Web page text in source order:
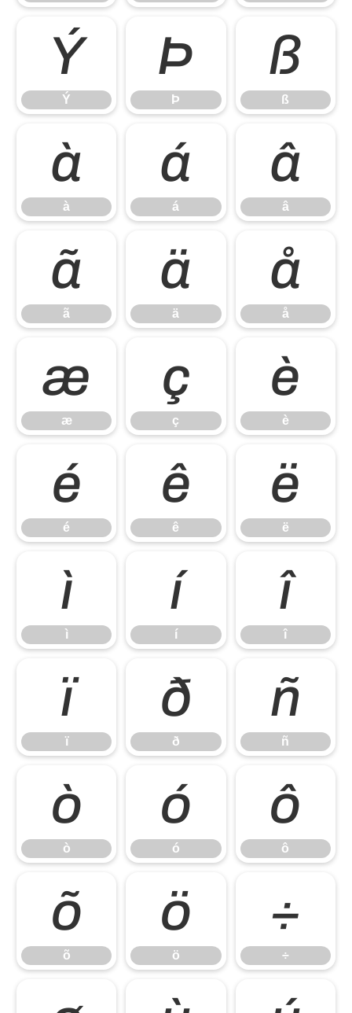
Ý
Ý
Þ
Þ
ß
ß
à
à
á
á
â
â
ã
ã
ä
ä
å
å
æ
æ
ç
ç
è
è
é
é
ê
ê
ë
ë
ì
ì
í
í
î
î
ï
ï
ð
ð
ñ
ñ
ò
ò
ó
ó
ô
ô
õ
õ
ö
ö
÷
÷